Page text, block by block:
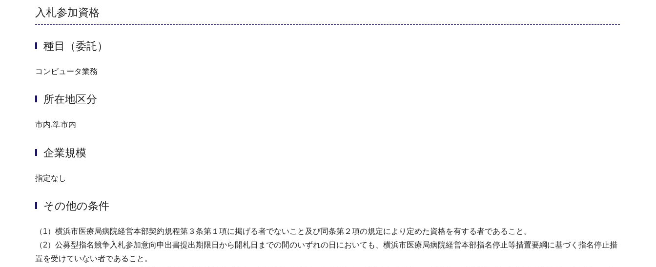
入札参加資格
種目（委託）
コンピュータ業務
所在地区分
市内,準市内
企業規模
指定なし
その他の条件
（1）横浜市医療局病院経営本部契約規程第３条第１項に掲げる者でないこと及び同条第２項の規定により定めた資格を有する者であること。
（2）公募型指名競争入札参加意向申出書提出期限日から開札日までの間のいずれの日においても、横浜市医療局病院経営本部指名停止等措置要綱に基づく指名停止措
置を受けていない者であること。